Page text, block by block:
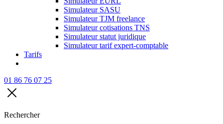
Simulateur SASU
Simulateur TJM freelance
Simulateur cotisations TNS
Simulateur statut juridique
Simulateur tarif expert-comptable
Tarifs
01 86 76 07 25
Rechercher